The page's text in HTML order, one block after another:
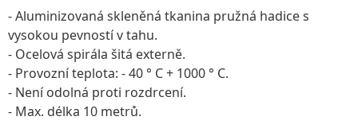
- Aluminizovaná skleněná tkanina pružná hadice s
vysokou pevností v tahu.
- Ocelová spirála šitá externě.
- Provozní teplota: - 40 ° C + 1000 ° C.
- Není odolná proti rozdrcení.
- Max. délka 10 metrů.